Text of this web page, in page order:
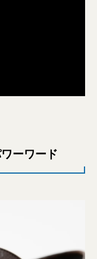
ーワード